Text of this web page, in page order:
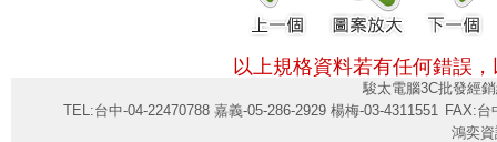
以上規格資料若有任何錯誤
駿太電腦3C批發經
TEL:台中-04-22470788 嘉義-05-286-2929 楊梅-03-4311551 FAX:台
鴻奕